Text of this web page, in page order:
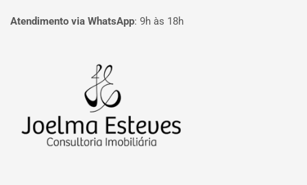
Atendimento via WhatsApp: 9h às 18h